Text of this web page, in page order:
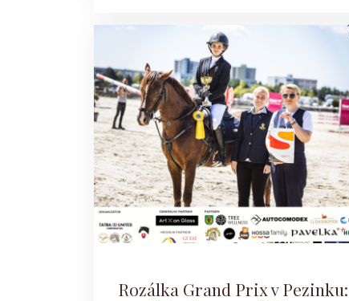
Rozálka Grand Prix v Pezinku: